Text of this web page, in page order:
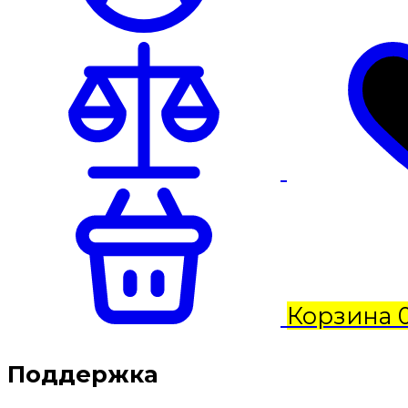
Корзина
Поддержка